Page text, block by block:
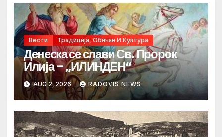
Вести Традиција, Обичаи И Култура
Денеска се слави Св. Пророк
Илија – „ИЛИНДЕН“
AUG 2, 2026 RADOVIS NEWS